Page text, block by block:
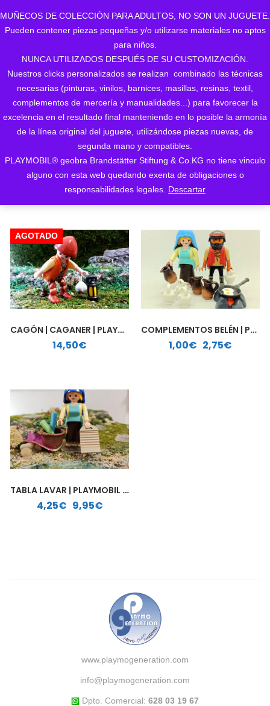
MUÑECOS DE COLECCIÓN PARA ADULTOS, NO SON UN JUGUETE.
Pueden contener piezas pequeñas y/o utilizarse materiales no aptos
para niños.
NUNCA UTILIZADOS DESPUÉS DE SU CUSTOMIZACIÓN.
Nuestros clicks personalizados se realizan combinado las técnicas
necesarias (pinturas, vinilos, barnices, masillas, resinas, textil,
complementos de mercería y manualidades...) para favorecer la
excelencia en el resultado final manteniendo en lo posible la armonía
de la línea original del juguete, utilizándose piezas nuevas, de
segunda mano y compatibles.
PLAYMOBIL® geobra Brandstätter Stiftung & Co.KG no tiene vinculo
alguno con esta web quedando exenta de obligaciones o
responsabilidades legales. Descartar
Mostrando los 3 resultadosOrdenado
los
ORDENAR POR LOS
ÚLTIMOS
AGOTADO
CAGÓN | CAGANER | PLAYMOBIL PERSONALIZADO
14,50€
COMPLEMENTOS BELÉN | PLAYMOBIL PERSONALIZADO
1,00€ 2,75€
Rango de precios: desde 1,00€ hasta 2,75€
TABLA LAVAR | PLAYMOBIL PERSONALIZADO
4,25€ 9,95€
Rango de precios: desde 4,25€ hasta 9,95€
www.playmogeneration.com
info@playmogeneration.com
Dpto. Comercial: 628 03 19 67